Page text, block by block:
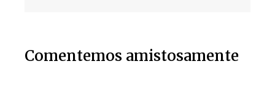
Comentemos amistosamente